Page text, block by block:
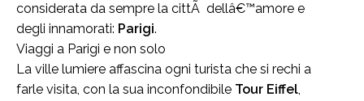
considerata da sempre la cittÃ dellâ€™amore e
degli innamorati: Parigi.
Viaggi a Parigi e non solo
La ville lumiere affascina ogni turista che si rechi a
farle visita, con la sua inconfondibile Tour Eiffel,